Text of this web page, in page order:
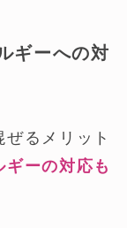
ギーへの対
るメリット
ーの対応も